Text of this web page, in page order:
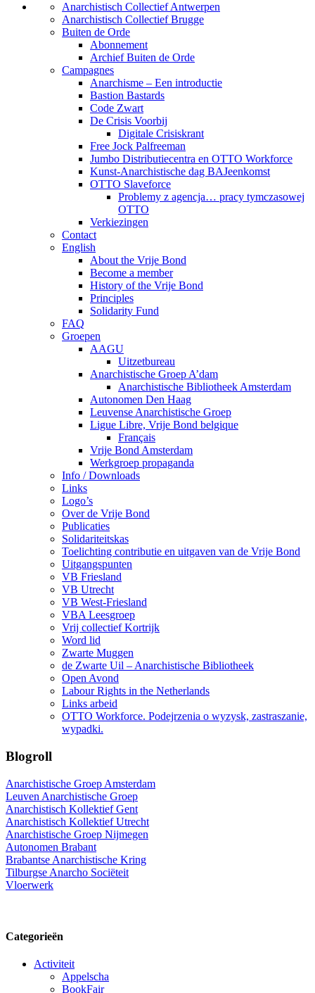
Anarchistisch Collectief Antwerpen
Anarchistisch Collectief Brugge
Buiten de Orde
Abonnement
Archief Buiten de Orde
Campagnes
Anarchisme – Een introductie
Bastion Bastards
Code Zwart
De Crisis Voorbij
Digitale Crisiskrant
Free Jock Palfreeman
Jumbo Distributiecentra en OTTO Workforce
Kunst-Anarchistische dag BAJeenkomst
OTTO Slaveforce
Problemy z agencja… pracy tymczasowej
OTTO
Verkiezingen
Contact
English
About the Vrije Bond
Become a member
History of the Vrije Bond
Principles
Solidarity Fund
FAQ
Groepen
AAGU
Uitzetbureau
Anarchistische Groep A’dam
Anarchistische Bibliotheek Amsterdam
Autonomen Den Haag
Leuvense Anarchistische Groep
Ligue Libre, Vrije Bond belgique
Français
Vrije Bond Amsterdam
Werkgroep propaganda
Info / Downloads
Links
Logo’s
Over de Vrije Bond
Publicaties
Solidariteitskas
Toelichting contributie en uitgaven van de Vrije Bond
Uitgangspunten
VB Friesland
VB Utrecht
VB West-Friesland
VBA Leesgroep
Vrij collectief Kortrijk
Word lid
Zwarte Muggen
de Zwarte Uil – Anarchistische Bibliotheek
Open Avond
Labour Rights in the Netherlands
Links arbeid
OTTO Workforce. Podejrzenia o wyzysk, zastraszanie,
wypadki.
Blogroll
Anarchistische Groep Amsterdam
Leuven Anarchistische Groep
Anarchistisch Kollektief Gent
Anarchistisch Kollektief Utrecht
Anarchistische Groep Nijmegen
Autonomen Brabant
Brabantse Anarchistische Kring
Tilburgse Anarcho Sociëteit
Vloerwerk
Categorieën
Activiteit
Appelscha
BookFair